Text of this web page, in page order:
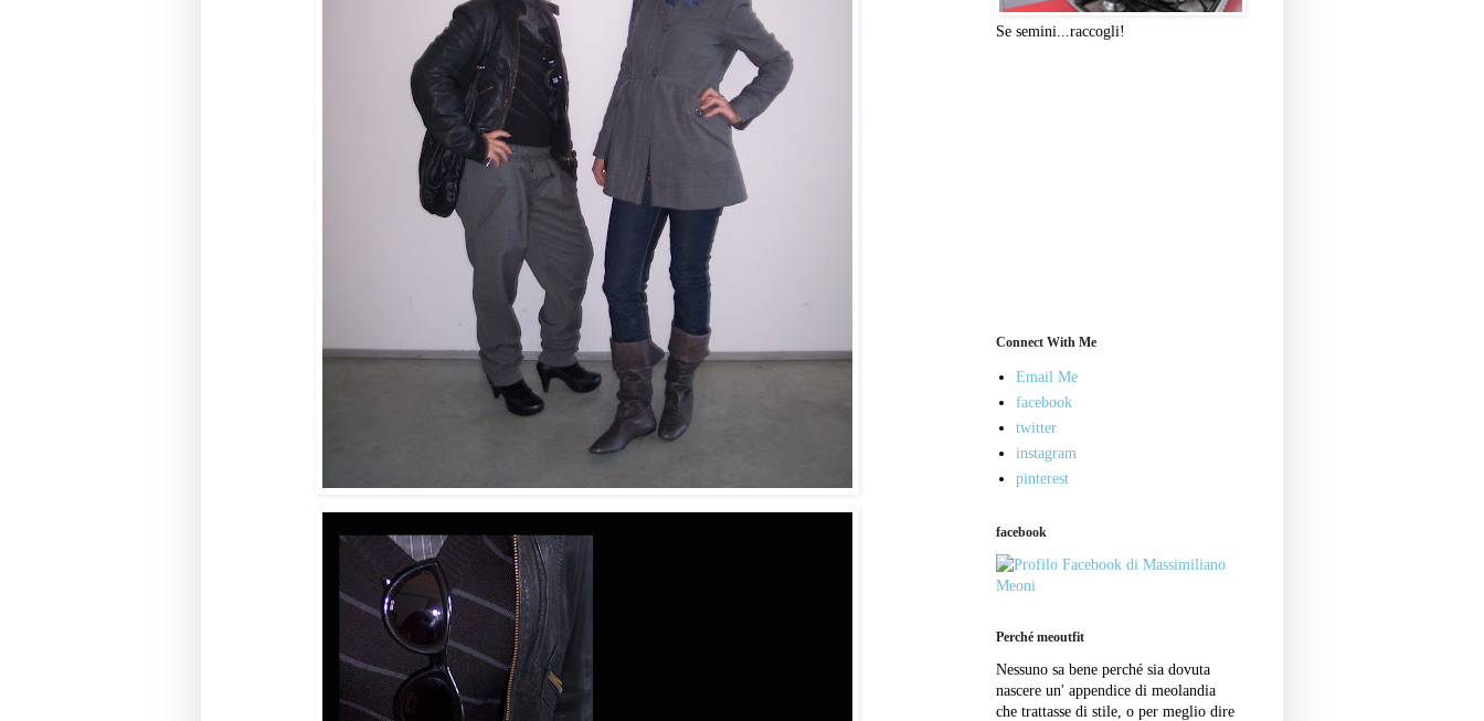
Se semini...raccogli!
Connect With Me
Email Me
facebook
twitter
instagram
pinterest
facebook
Perché meoutfit
Nessuno sa bene perché sia dovuta
nascere un' appendice di meolandia
che trattasse di stile, o per meglio dire